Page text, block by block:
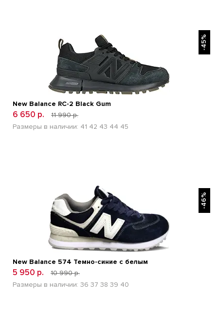
-45%
New Balance RC-2 Black Gum
6 650 р.
11 990 р.
Размеры в наличии: 41 42 43 44 45
БЫСТРЫЙ ПРОСМОТР
-46%
New Balance 574 Темно-синие с белым
5 950 р.
10 990 р.
Размеры в наличии: 36 37 38 39 40